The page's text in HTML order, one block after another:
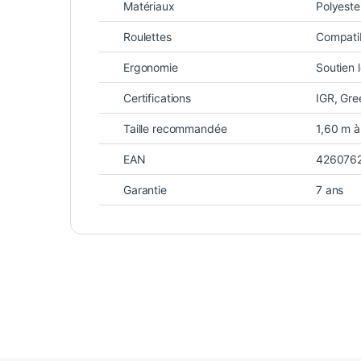
Matériaux
Roulettes
Ergonomie Soutien
Certifications IGR,
Taille recommandée 1,60 m
EAN
Garantie 7 ans